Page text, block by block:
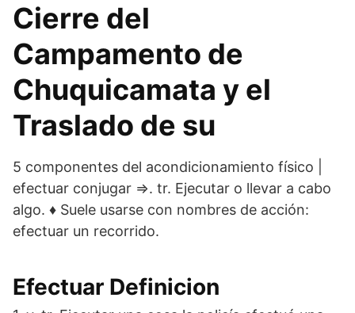
Cierre del
Campamento de
Chuquicamata y el
Traslado de su
5 componentes del acondicionamiento físico |
efectuar conjugar ⇒. tr. Ejecutar o llevar a cabo
algo. ♦ Suele usarse con nombres de acción:
efectuar un recorrido.
Efectuar Definicion